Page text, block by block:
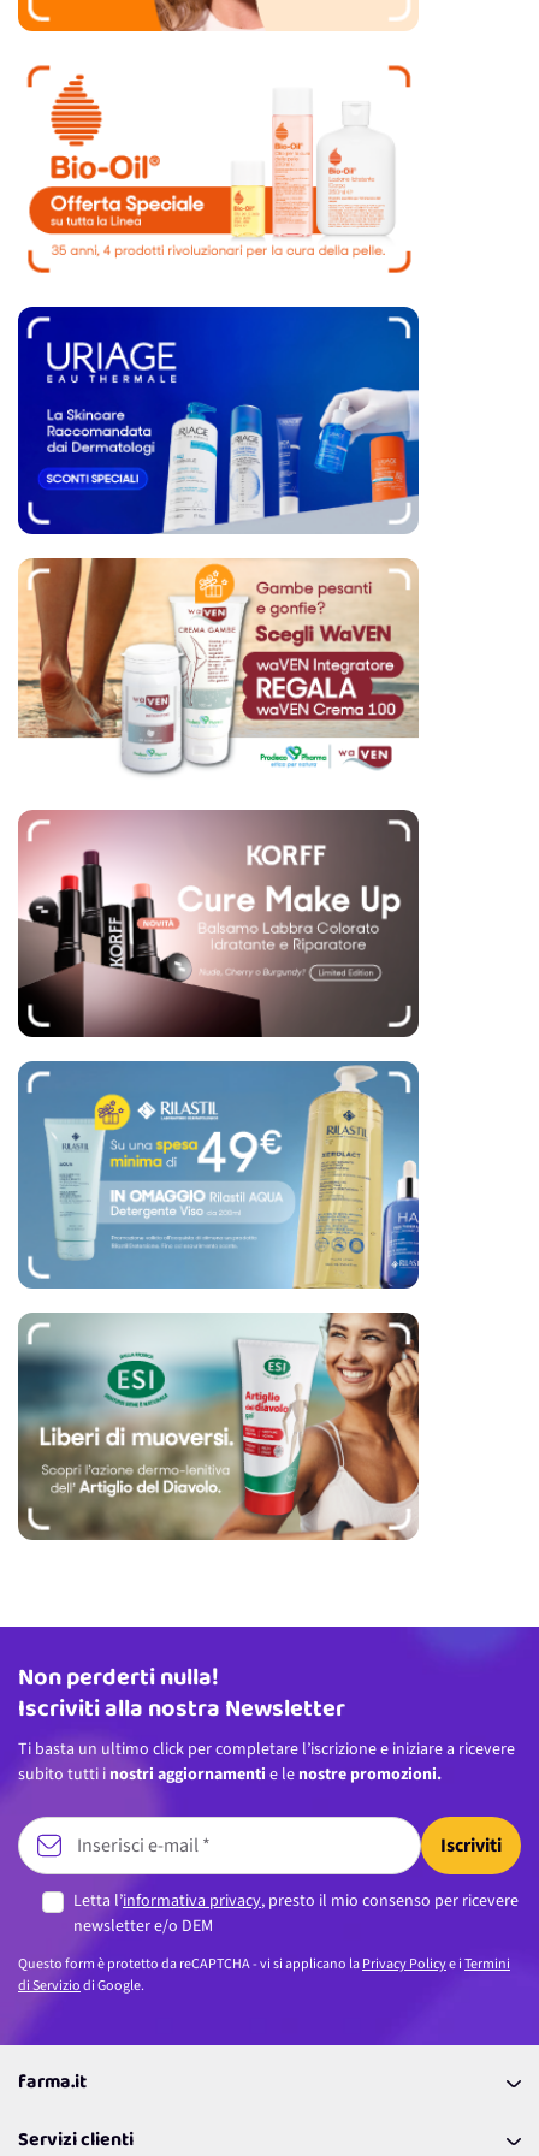
Indirizzo email
Non perderti nulla!
Iscriviti alla nostra Newsletter
Ti basta un ultimo click per completare l’iscrizione e iniziare a ricevere
subito tutti i nostri aggiornamenti e le nostre promozioni.
Iscriviti
Letta l’informativa privacy, presto il mio consenso per ricevere
newsletter e/o DEM
Questo form è protetto da reCAPTCHA - vi si applicano laPrivacy Policye iTermini
di Serviziodi Google.
farma.it
Coupon
Servizi clienti